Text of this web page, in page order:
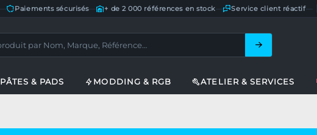
Paiements sécurisés— + de 2 000 références en stock Service client réactif—
PÂTES & PADS MODDING & RGB ATELIER & SERVICES